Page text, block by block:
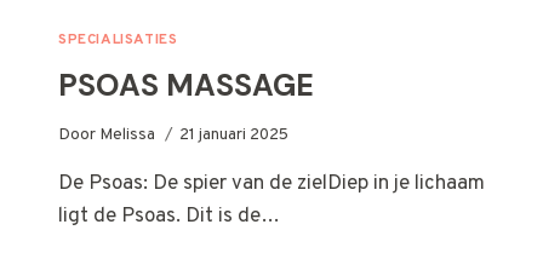
SPECIALISATIES
PSOAS MASSAGE
Door Melissa 21 januari 2025
De Psoas: De spier van de zielDiep in je lichaam
ligt de Psoas. Dit is de…